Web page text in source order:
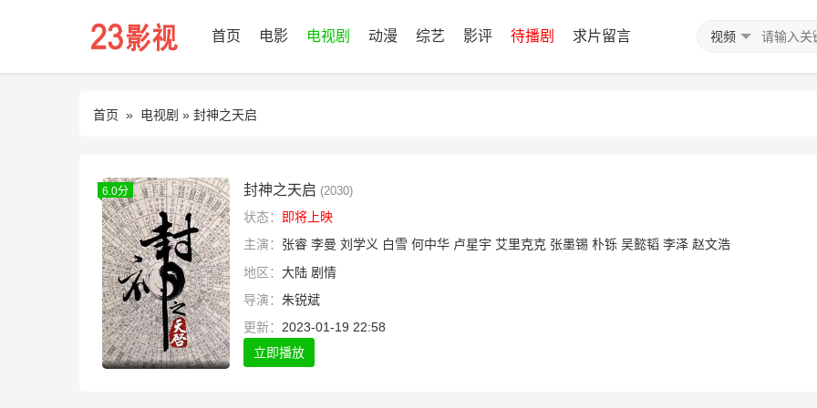
首页 电影 电视剧 动漫 综艺 影评 待播剧 求片留言 视频
首页 » 电视剧 » 封神之天启
6.0分 封神之天启 (2030)
状态：
即将上映
主演： 张睿 李曼 刘学义 白雪 何中华 卢星宇 艾里克克 张墨锡 朴铄 吴懿韬 李泽 赵文浩
地区： 大陆 剧情
导演： 朱锐斌
更新： 2023-01-19 22:58
立即播放